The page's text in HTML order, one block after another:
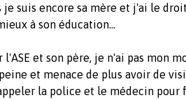
je suis encore sa mère et j'ai le
à son éducation...
l'ASE et son père, je n'ai pas mon
et menace de plus avoir de
la police et le médecin pour